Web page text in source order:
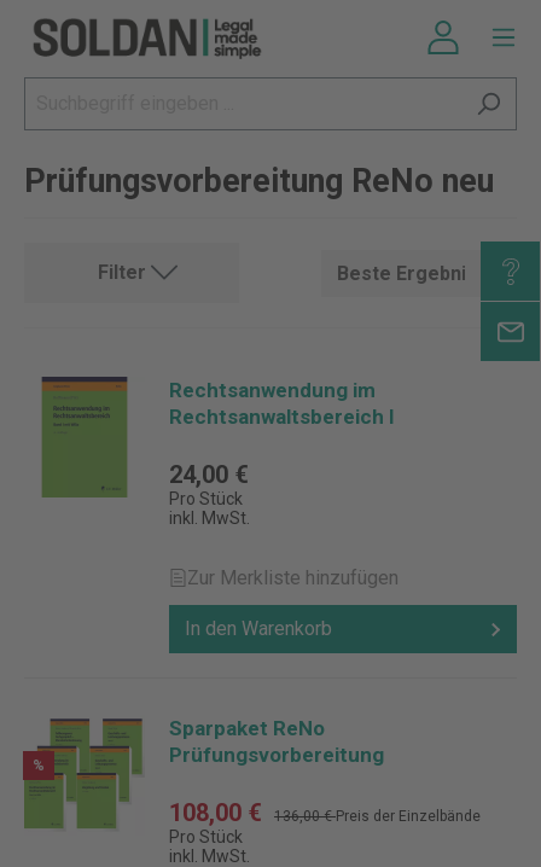
Prüfungsvorbereitung ReNo neu
Filter
Rechtsanwendung im
Rechtsanwaltsbereich I
24,00 €
Pro Stück
inkl. MwSt.
Zur Merkliste hinzufügen
In den Warenkorb
%
Sparpaket ReNo
Prüfungsvorbereitung
108,00 € 136,00 €Preis der Einzelbände
Pro Stück
inkl. MwSt.